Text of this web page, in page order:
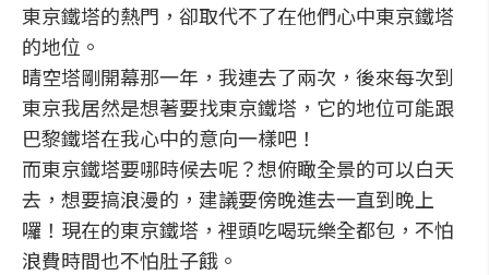
東京鐵塔的熱門，卻取代不了在他們心中東京鐵塔
的地位。
晴空塔剛開幕那一年，我連去了兩次，後來每次到
東京我居然是想著要找東京鐵塔，它的地位可能跟
巴黎鐵塔在我心中的意向一樣吧！
而東京鐵塔要哪時候去呢？想俯瞰全景的可以白天
去，想要搞浪漫的，建議要傍晚進去一直到晚上
囉！現在的東京鐵塔，裡頭吃喝玩樂全都包，不怕
浪費時間也不怕肚子餓。